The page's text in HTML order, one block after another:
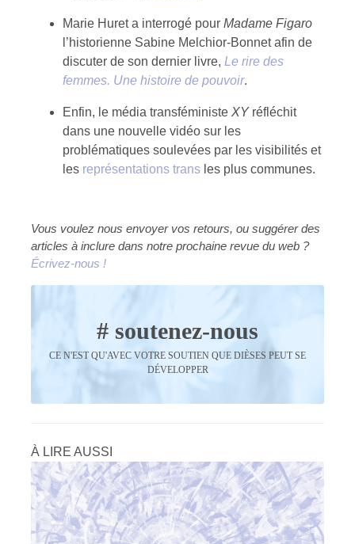
Marie Huret a interrogé pour Madame Figaro
l’historienne Sabine Melchior-Bonnet afin de
discuter de son dernier livre, Le rire des
femmes. Une histoire de pouvoir.
Enfin, le média transféministe XY réfléchit
dans une nouvelle vidéo sur les
problématiques soulevées par les visibilités et
les représentations trans les plus communes.
Vous voulez nous envoyer vos retours, ou suggérer des
articles à inclure dans notre prochaine revue du web ?
Écrivez-nous !
# soutenez-nous
CE N'EST QU'AVEC VOTRE SOUTIEN QUE DIÈSES PEUT SE
DÉVELOPPER
À LIRE AUSSI